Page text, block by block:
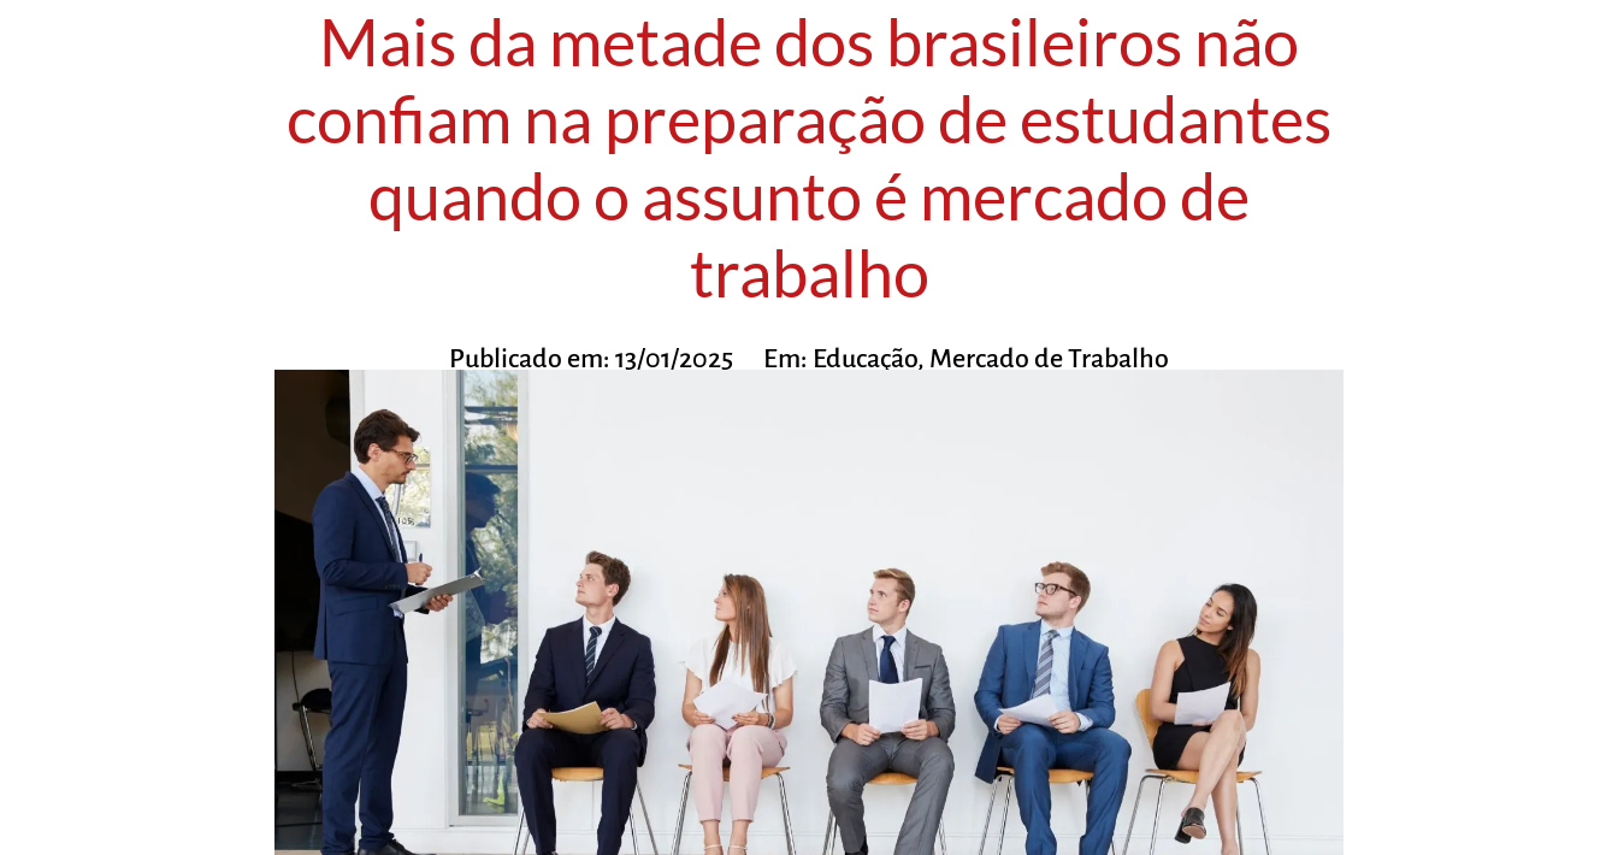
Mais da metade dos brasileiros não
confiam na preparação de estudantes
quando o assunto é mercado de
trabalho
Publicado em: 13/01/2025 Em: Educação, Mercado de Trabalho